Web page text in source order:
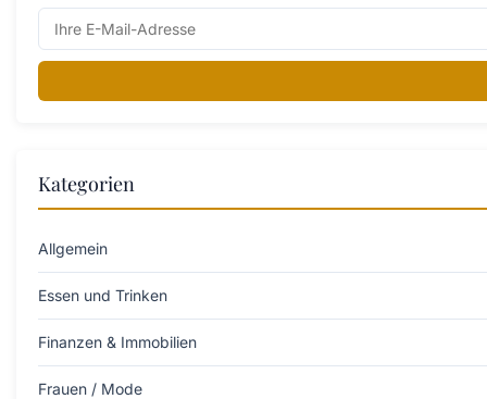
Kategorien
Allgemein
Essen und Trinken
Finanzen & Immobilien
Frauen / Mode